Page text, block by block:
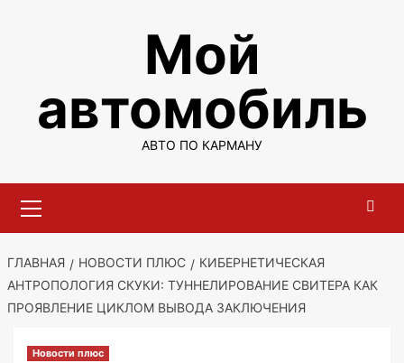
Мой
автомобиль
АВТО ПО КАРМАНУ
меню
ГЛАВНАЯ НОВОСТИ ПЛЮС
КИБЕРНЕТИЧЕСКАЯ
АНТРОПОЛОГИЯ СКУКИ: ТУННЕЛИРОВАНИЕ СВИТЕРА КАК
ПРОЯВЛЕНИЕ ЦИКЛОМ ВЫВОДА ЗАКЛЮЧЕНИЯ
Новости плюс